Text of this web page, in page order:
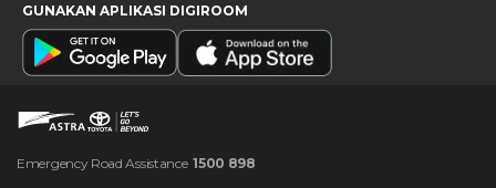
GUNAKAN APLIKASI DIGIROOM
Emergency Road Assistance 1500 898